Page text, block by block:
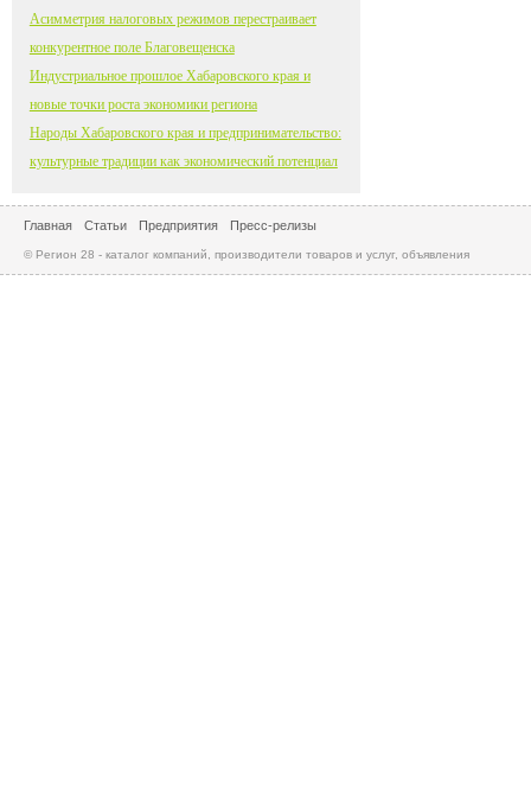
Асимметрия налоговых режимов перестраивает
конкурентное поле Благовещенска
Индустриальное прошлое Хабаровского края и
новые точки роста экономики региона
Народы Хабаровского края и предпринимательство:
культурные традиции как экономический потенциал
Главная Статьи Предприятия Пресс-релизы
© Регион 28 - каталог компаний, производители товаров и услуг, объявления